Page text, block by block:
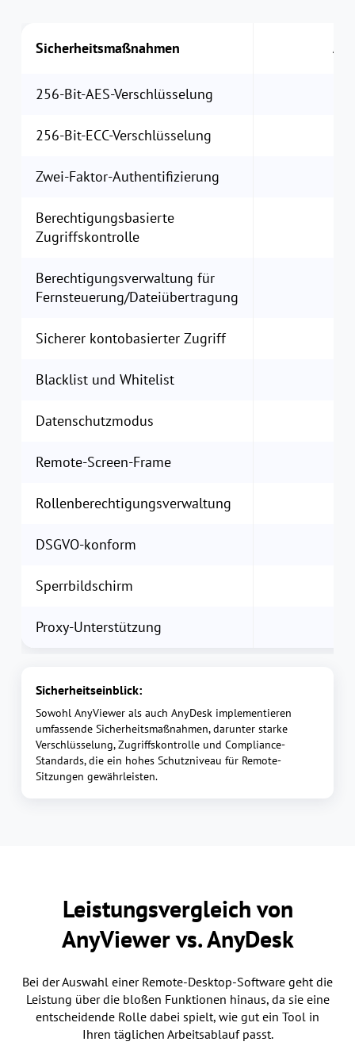
Sicherheitsmaßnahmen
256-Bit-AES-Verschlüsselung
256-Bit-ECC-Verschlüsselung
Zwei-Faktor-Authentifizierung
Berechtigungsbasierte
Zugriffskontrolle
Berechtigungsverwaltung für
Fernsteuerung/Dateiübertragung
Sicherer kontobasierter Zugriff
Blacklist und Whitelist
Datenschutzmodus
Remote-Screen-Frame
Rollenberechtigungsverwaltung
DSGVO-konform
Sperrbildschirm
Proxy-Unterstützung
Sicherheitseinblick:
Sowohl AnyViewer als auch AnyDesk implementieren
umfassende Sicherheitsmaßnahmen, darunter starke
Verschlüsselung, Zugriffskontrolle und Compliance-
Standards, die ein hohes Schutzniveau für Remote-
Sitzungen gewährleisten.
Leistungsvergleich von
AnyViewer vs. AnyDesk
Bei der Auswahl einer Remote-Desktop-Software geht die
Leistung über die bloßen Funktionen hinaus, da sie eine
entscheidende Rolle dabei spielt, wie gut ein Tool in
Ihren täglichen Arbeitsablauf passt.